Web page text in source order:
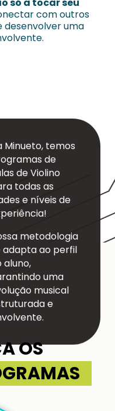
só a tocar seu
com outros
desenvolver uma
de
de Violino
todas as
e níveis de
adapta ao perfil
aluno,
uma
musical
e
OS